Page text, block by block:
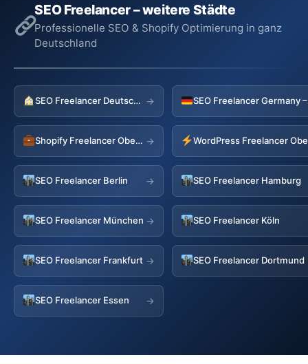
SEO Freelancer – weitere Städte
Professionelle SEO & Shopify Optimierung in ganz
Deutschland
SEO Freelancer Deutschland →
Shopify Freelancer Oberhof → WordPress Freelancer
SEO Freelancer Berlin → SEO Freelancer Hamburg
SEO Freelancer München → SEO Freelancer Köln
SEO Freelancer Frankfurt → SEO Freelancer Dortmund
SEO Freelancer Essen →